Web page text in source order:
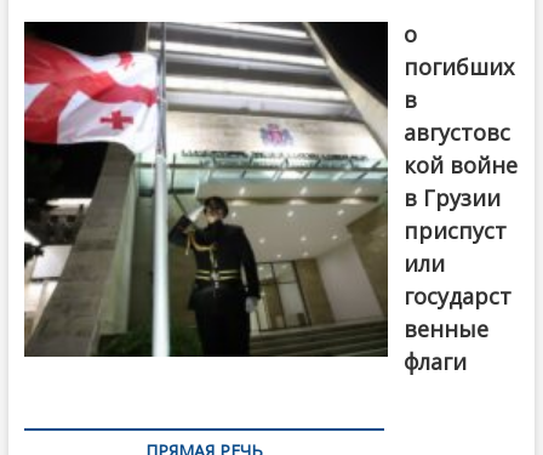
о
погибших
в
августовс
кой войне
в Грузии
приспуст
или
государст
венные
флаги